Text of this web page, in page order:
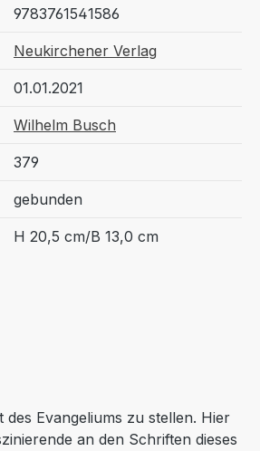
9783761541586
Neukirchener Verlag
01.01.2021
Wilhelm Busch
379
gebunden
H 20,5 cm/B 13,0 cm
Evangeliums zu stellen. Hier
an den Schriften dieses